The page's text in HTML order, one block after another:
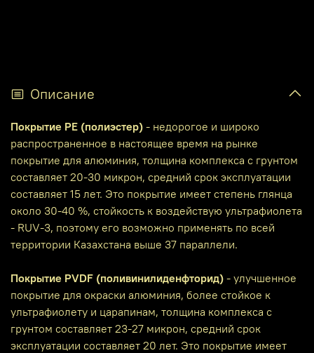
Описание
Покрытие PE (полиэстер) - недорогое и широко
распространенное в настоящее время на рынке
покрытие для алюминия, толщина комплекса с грунтом
составляет 20-30 микрон, средний срок эксплуатации
составляет 15 лет. Это покрытие имеет степень глянца
около 30-40 %, стойкость к воздействую ультрафиолета
- RUV-3, поэтому его возможно применять по всей
территории Казахстана выше 37 параллели.
Покрытие PVDF (поливинилиденфторид) - улучшенное
покрытие для окраски алюминия, более стойкое к
ультрафиолету и царапинам, толщина комплекса с
грунтом составляет 23-27 микрон, средний срок
эксплуатации составляет 20 лет. Это покрытие имеет